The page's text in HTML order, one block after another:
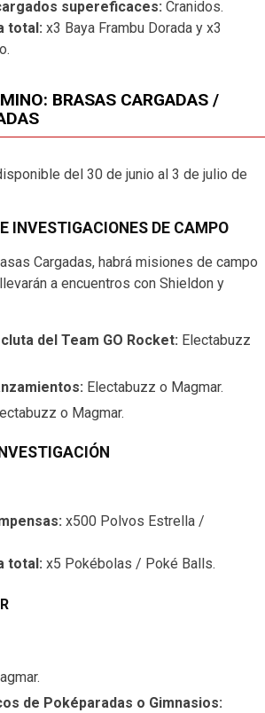
supereficaces: Cranidos.
total: x3 Baya Frambu Dorada y x3
BRASAS CARGADAS /
del 30 de junio al 3 de julio de
INVESTIGACIONES DE CAMPO
Cargadas, habrá misiones de campo
a encuentros con Shieldon y
del Team GO Rocket: Electabuzz
Electabuzz o Magmar.
o Magmar.
x500 Polvos Estrella /
total: x5 Pokébolas / Poké Balls.
de Poképaradas o Gimnasios: